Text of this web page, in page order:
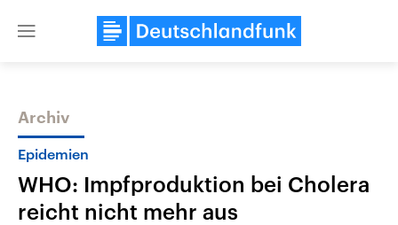
Close
Themen
Archiv
Epidemien
WHO: Impfproduktion bei Cholera
reicht nicht mehr aus